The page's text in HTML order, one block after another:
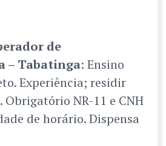
de
– Tabatinga: Ensino
Experiência; residir
Obrigatório NR-11 e CNH
de horário. Dispensa